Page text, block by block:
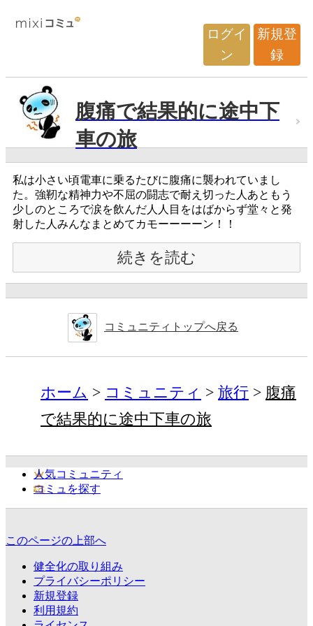
ログイ
ン
新規登
録
腹痛で結果的に途中下
車の旅
私は小さい頃電車に乗るたびに腹痛に襲われていまし
た。強靭な精神力や不屈の闘志で耐え切った人あともう
少しのところで涙を飲んだ人人目をはばからず堂々と発
射した人みんなまとめてカモーーーーン！！
続きを読む
コミュニティトップへ戻る
ホーム コミュニティ 旅行
腹痛
で結果的に途中下車の旅
人気コミュニティ
コミュを探す
このページの上部へ
健全化の取り組み
プライバシーポリシー
新規登録
利用規約